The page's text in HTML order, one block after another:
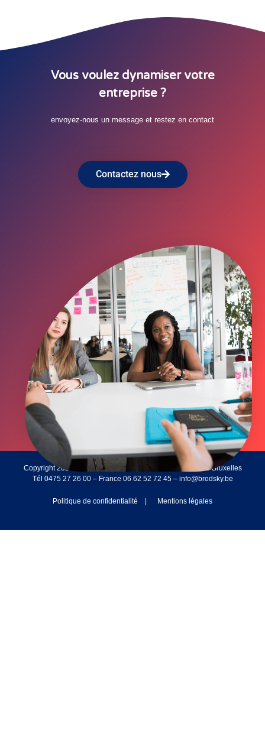
Vous voulez dynamiser votre
entreprise ?
envoyez-nous un message et restez en contact
Contactez nous
Copyright2025 Brodsky srl
– 32 rue des Balkans – 1180 Bruxelles
Tél 0475 27 26 00 – France 06 62 52 72 45 – info@brodsky.be
Politique de confidentialité | Mentions légales